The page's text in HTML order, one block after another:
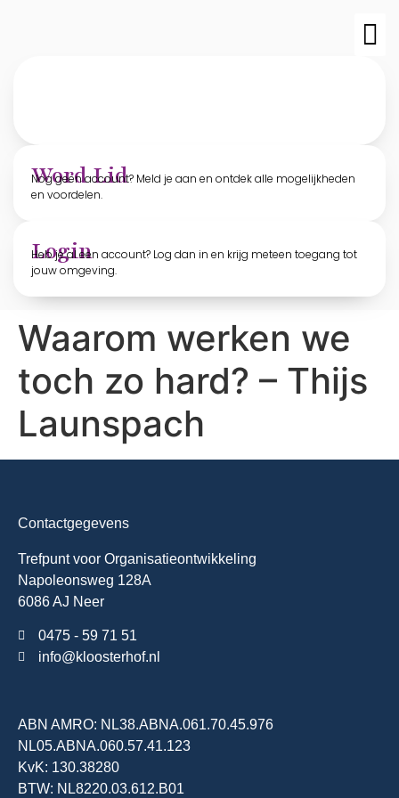
Word Lid
Nog geen account? Meld je aan en ontdek alle mogelijkheden
en voordelen.
Login
Heb je al een account? Log dan in en krijg meteen toegang tot
jouw omgeving.
Waarom werken we
toch zo hard? – Thijs
Launspach
Contactgegevens
Trefpunt voor Organisatieontwikkeling
Napoleonsweg 128A
6086 AJ Neer
0475 - 59 71 51
info@kloosterhof.nl
ABN AMRO: NL38.ABNA.061.70.45.976
NL05.ABNA.060.57.41.123
KvK: 130.38280
BTW: NL8220.03.612.B01